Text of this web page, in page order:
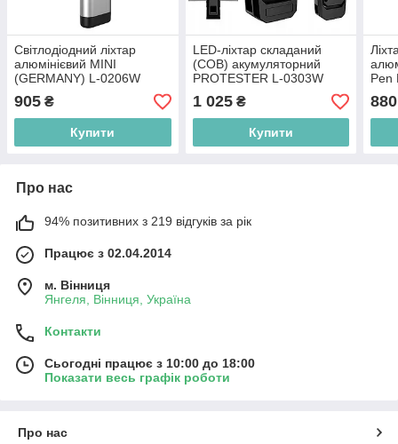
Світлодіодний ліхтар
алюмінієвий MINI
(GERMANY) L-0206W
905 ₴
Купити
LED-ліхтар складаний
(COB) акумуляторний
PROTESTER L-0303W
1 025₴
Купити
Pen
880
Про нас
94% позитивних з 219 відгуків за рік
Працює з 02.04.2014
м. Вінниця
Янгеля, Вінниця, Україна
Контакти
Сьогодні працює з 10:00 до 18:00
Показати весь графік роботи
Про нас